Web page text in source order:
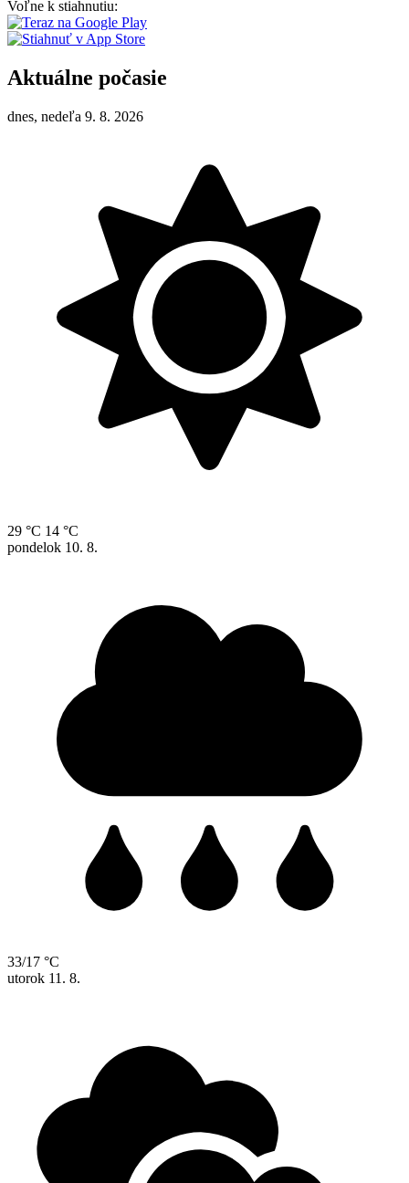
Voľne k stiahnutiu:
Aktuálne počasie
dnes, nedeľa 9. 8. 2026
29 °C 14 °C
pondelok 10. 8.
33/17 °C
utorok 11. 8.